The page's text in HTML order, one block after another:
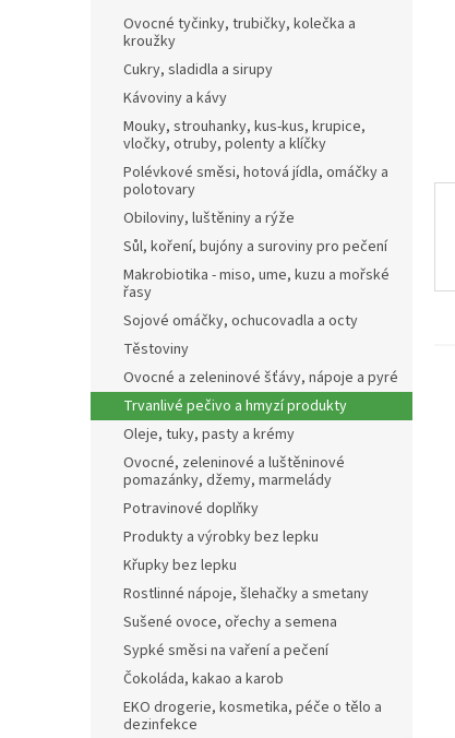
Ovocné tyčinky, trubičky, kolečka a
kroužky
Cukry, sladidla a sirupy
Kávoviny a kávy
Mouky, strouhanky, kus-kus, krupice,
vločky, otruby, polenty a klíčky
Polévkové směsi, hotová jídla, omáčky a
polotovary
Obiloviny, luštěniny a rýže
Sůl, koření, bujóny a suroviny pro pečení
Makrobiotika - miso, ume, kuzu a mořské
řasy
Sojové omáčky, ochucovadla a octy
Těstoviny
Ovocné a zeleninové šťávy, nápoje a pyré
Trvanlivé pečivo a hmyzí produkty
Oleje, tuky, pasty a krémy
Ovocné, zeleninové a luštěninové
pomazánky, džemy, marmelády
Potravinové doplňky
Produkty a výrobky bez lepku
Křupky bez lepku
Rostlinné nápoje, šlehačky a smetany
Sušené ovoce, ořechy a semena
Sypké směsi na vaření a pečení
Čokoláda, kakao a karob
EKO drogerie, kosmetika, péče o tělo a
dezinfekce